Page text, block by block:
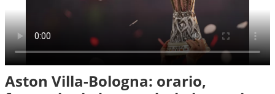
Aston Villa-Bologna: orario,